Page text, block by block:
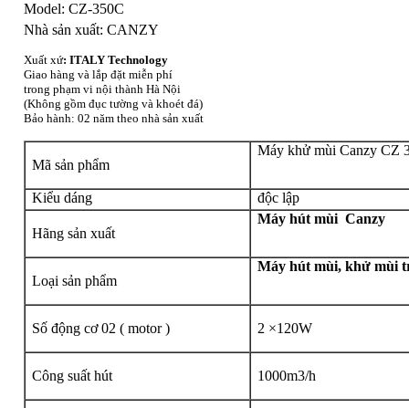
Model: CZ-350C
Nhà sản xuất: CANZY
Xuất xứ: ITALY Technology
Giao hàng và lắp đặt miễn phí
trong phạm vi nội thành Hà Nội
(Không gồm đục tường và khoét đá)
Bảo hành: 02 năm theo nhà sản xuất
Mã sản phẩm
Máy khử mùi Canzy CZ
Kiểu dáng độc lập
Hãng sản xuất
Máy hút mùi Canzy
Loại sản phẩm
Máy hút mùi, khử mùi
Số động cơ 02 ( motor ) 2 ×120W
Công suất hút 1000m3/h